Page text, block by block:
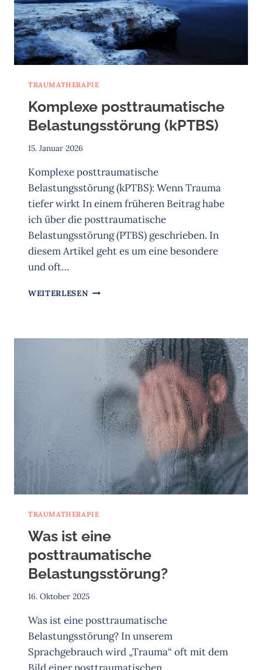
TRAUMATHERAPIE
Komplexe posttraumatische
Belastungsstörung (kPTBS)
15. Januar 2026
Komplexe posttraumatische
Belastungsstörung (kPTBS): Wenn Trauma
tiefer wirkt In einem früheren Beitrag habe
ich über die posttraumatische
Belastungsstörung (PTBS) geschrieben. In
diesem Artikel geht es um eine besondere
und oft…
WEITERLESEN KOMPLEXE
TRAUMATHERAPIE
Was ist eine
posttraumatische
Belastungsstörung?
16. Oktober 2025
Was ist eine posttraumatische
Belastungsstörung? In unserem
Sprachgebrauch wird „Trauma“ oft mit dem